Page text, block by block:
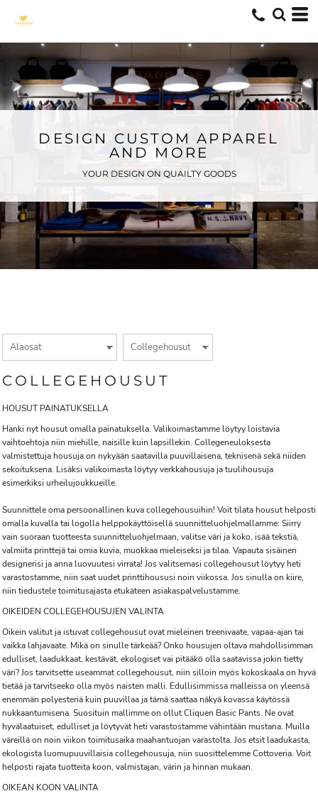
DESIGN CUSTOM APPAREL
AND MORE
YOUR DESIGN ON QUAILTY GOODS
COLLEGEHOUSUT
HOUSUT PAINATUKSELLA
Hanki nyt housut omalla painatuksella. Valikoimastamme löytyy loistavia
vaihtoehtoja niin miehille, naisille kuin lapsillekin. Collegeneuloksesta
valmistettuja housuja on nykyään saatavilla puuvillaisena, teknisenä sekä niiden
sekoituksena. Lisäksi valikoimasta löytyy verkkahousuja ja tuulihousuja
esimerkiksi urheilujoukkueille.
Suunnittele oma persoonallinen kuva collegehousuihin! Voit tilata housut helposti
omalla kuvalla tai logolla helppokäyttöisellä suunnitteluohjelmallamme: Siirry
vain suoraan tuotteesta suunnitteluohjelmaan, valitse väri ja koko, isää tekstiä,
valmiita printtejä tai omia kuvia, muokkaa mieleiseksi ja tilaa. Vapauta sisäinen
designerisi ja anna luovuutesi virrata! Jos valitsemasi collegehousut löytyy heti
varastostamme, niin saat uudet printtihoususi noin viikossa. Jos sinulla on kiire,
niin tiedustele toimitusajasta etukäteen asiakaspalvelustamme.
OIKEIDEN COLLEGEHOUSUJEN VALINTA
Oikein valitut ja istuvat collegehousut ovat mieleinen treenivaate, vapaa-ajan tai
vaikka lahjavaate. Mikä on sinulle tärkeää? Onko housujen oltava mahdollisimman
edulliset, laadukkaat, kestävät, ekologiset vai pitääkö olla saatavissa jokin tietty
väri? Jos tarvitsette useammat collegehousut, niin silloin myös kokoskaala on hyvä
tietää ja tarvitseeko olla myös naisten malli. Edullisimmissa malleissa on yleensä
enemmän polyesteriä kuin puuvillaa ja tämä saattaa näkyä kovassa käytössä
nukkaantumisena. Suosituin mallimme on ollut Cliquen Basic Pants. Ne ovat
hyvälaatuiset, edulliset ja löytyvät heti varastostamme vähintään mustana. Muilla
väreillä on noin viikon toimitusaika maahantuojan varastolta. Jos etsit laadukasta,
ekologista luomupuuvillaisia collegehousuja, niin suosittelemme Cottoveria. Voit
helposti rajata tuotteita koon, valmistajan, värin ja hinnan mukaan.
OIKEAN KOON VALINTA